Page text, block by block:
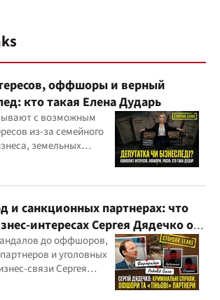
оффшоры и верный
кто такая Елена Дударь
с возможным
из-за семейного
земельных
дел
и санкционных партнерах: что
интересах Сергея Дядечко от
до "ФАРМАСЕЛ"
до оффшоров,
и уголовных
связи Сергея
простираются через